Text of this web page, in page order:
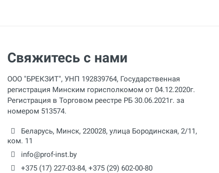
Регулировка давления
Резьбовое соединение
G1/2 дюйм
IP65
Размеры
800×500×420 мм
Свяжитесь с нами
ООО "БРЕКЗИТ", УНП 192839764, Государственная
регистрация Минским горисполкомом от 04.12.2020г.
Регистрация в Торговом реестре РБ 30.06.2021г. за
номером 513574.
Беларусь, Минск, 220028, улица Бородинская, 2/11,
ком. 11
info@prof-inst.by
+375 (17) 227-03-84, +375 (29) 602-00-80